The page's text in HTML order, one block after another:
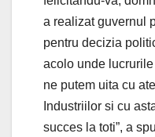
a realizat guvernul
pentru decizia
acolo unde
ne putem uita cu
Industriilor si cu
succes la toti”, a